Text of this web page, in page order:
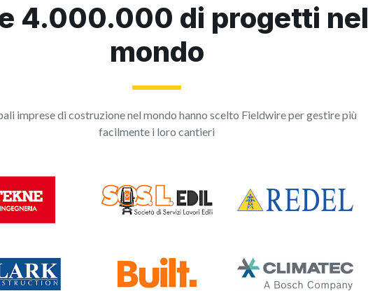
4.000.000 di progetti nel
mondo
imprese di costruzione nel mondo hanno scelto Fieldwire per gestire più
facilmente i loro cantieri